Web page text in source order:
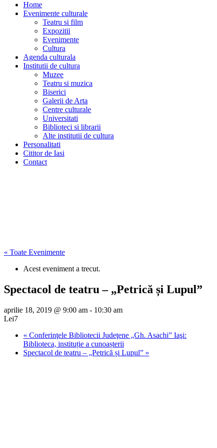
Home
Evenimente culturale
Teatru si film
Expozitii
Evenimente
Cultura
Agenda culturala
Institutii de cultura
Muzee
Teatru si muzica
Biserici
Galerii de Arta
Centre culturale
Universitati
Biblioteci si librarii
Alte institutii de cultura
Personalitati
Cititor de Iasi
Contact
« Toate Evenimente
Acest eveniment a trecut.
Spectacol de teatru – „Petrică și Lupul”
aprilie 18, 2019 @ 9:00 am - 10:30 am
Lei7
« Conferinţele Bibliotecii Judeţene „Gh. Asachi” Iaşi:
Biblioteca, instituție a cunoașterii
Spectacol de teatru – „Petrică și Lupul” »